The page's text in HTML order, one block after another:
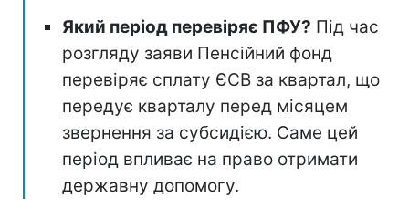
Який період перевіряє ПФУ? Під час
розгляду заяви Пенсійний фонд
перевіряє сплату ЄСВ за квартал, що
передує кварталу перед місяцем
звернення за субсидією. Саме цей
період впливає на право отримати
державну допомогу.